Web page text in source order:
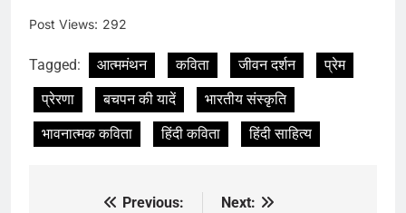
Post Views: 292
Tagged: आत्ममंथन कविता जीवन दर्शन
प्रेम
प्रेरणा
बचपन की यादें
भारतीय संस्कृति
भावनात्मक कविता
हिंदी कविता हिंदी साहित्य
Previous:
Next: